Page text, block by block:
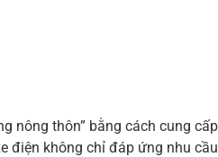
nông thôn” bằng cách cung
điện không chỉ đáp ứng nhu